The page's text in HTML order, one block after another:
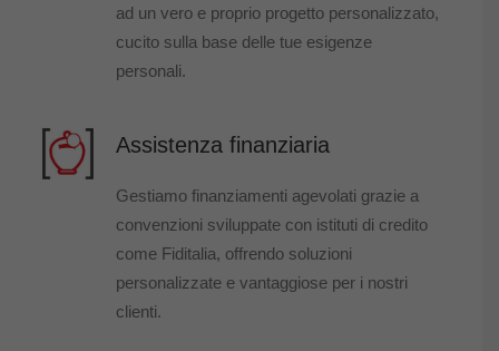
ad un vero e proprio progetto personalizzato,
cucito sulla base delle tue esigenze
personali.
Assistenza finanziaria
Gestiamo finanziamenti agevolati grazie a
convenzioni sviluppate con istituti di credito
come Fiditalia, offrendo soluzioni
personalizzate e vantaggiose per i nostri
clienti.